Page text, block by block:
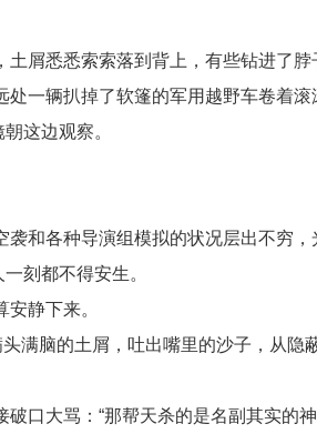
屑悉悉索索落到背上，有些钻进了脖
处一辆扒掉了软篷的军用越野车卷着
这边观察。
袭和各种导演组模拟的状况层出不穷
刻都不得安生。
静下来。
满脑的土屑，吐出嘴里的沙子，从隐
破口大骂：“那帮天杀的是名副其实的